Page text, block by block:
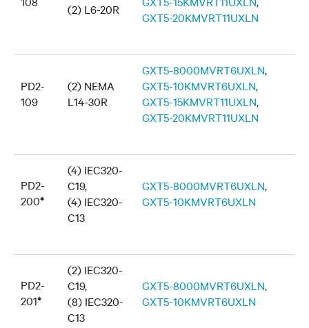
(2) L6-20R
GXT5-20KMVRT11UXLN
PD2-
109
(2) NEMA
L14-30R
GXT5-8000MVRT6UXLN,
GXT5-10KMVRT6UXLN,
GXT5-15KMVRT11UXLN,
GXT5-20KMVRT11UXLN
PD2-
200*
(4) IEC320-
C19,
(4) IEC320-
C13
GXT5-8000MVRT6UXLN,
GXT5-10KMVRT6UXLN
PD2-
201*
(2) IEC320-
C19,
(8) IEC320-
C13
GXT5-8000MVRT6UXLN,
GXT5-10KMVRT6UXLN